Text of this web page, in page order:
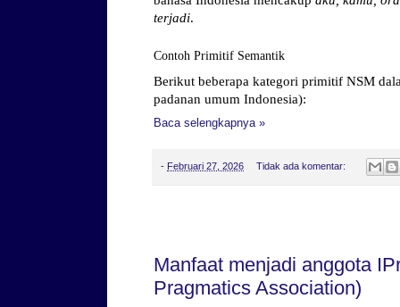
terjadi.
Contoh Primitif Semantik
Berikut beberapa kategori primitif NSM
padanan umum Indonesia):
Baca selengkapnya »
- Februari 27, 2026 Tidak ada komentar:
Manfaat menjadi anggota
Pragmatics Association)